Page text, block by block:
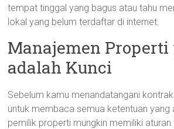
tempat tinggal yang bagus atau tahu
lokal yang belum terdaftar di internet.
Manajemen
adalah Kunci
Sebelum kamu menandatangani
untuk membaca semua ketentuan yang
pemilik properti mungkin memiliki